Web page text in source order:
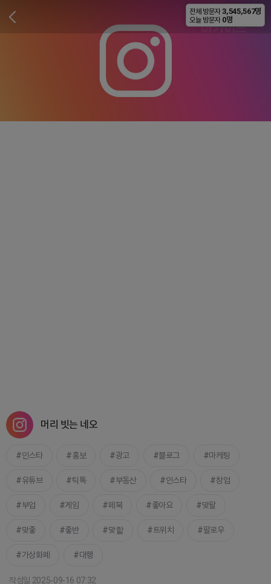
비공개
머리 빗는 네오
인스타 홍보 광고 블로그 마케팅
유튜브 틱톡 부동산 인스타 창업
부업 게임 페북 좋아요 맞팔
맞좋 좋반 맞핱 트위치 팔로우
가상화폐 대행
작성일 2025-09-16 07:32
전체 방문자 3,545,567명
오늘 방문자 0명